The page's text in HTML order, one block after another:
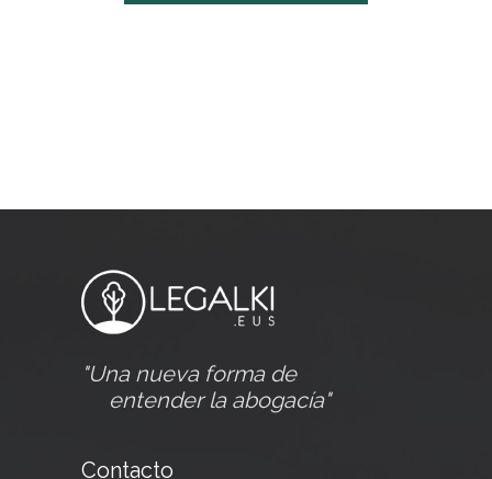
"Una nueva forma de
entender la abogacía"
Contacto